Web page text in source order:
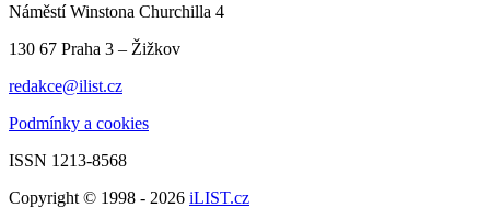
Náměstí Winstona Churchilla 4
130 67 Praha 3 – Žižkov
redakce@ilist.cz
Podmínky a cookies
ISSN 1213-8568
Copyright © 1998 - 2026 iLIST.cz